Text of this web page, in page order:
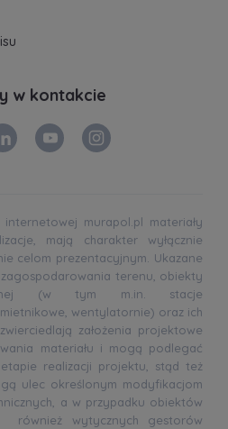
w kontakcie
murapol.pl materiały
mają charakter wyłącznie
celom prezentacyjnym. Ukazane
terenu, obiekty
(w tym m.in. stacje
wentylatornie) oraz ich
założenia projektowe
materiału i mogą podlegać
realizacji projektu, stąd też
ulec określonym modyfikacjom
a w przypadku obiektów
również wytycznych gestorów